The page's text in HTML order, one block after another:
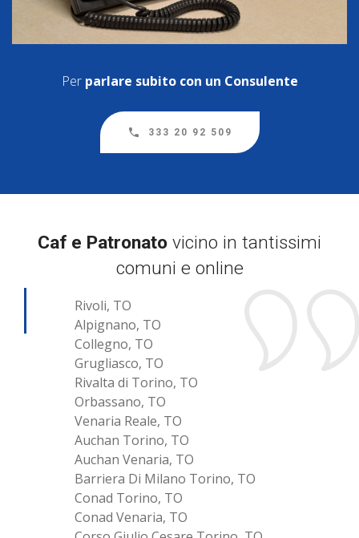
Per parlare subito con un Consulente
333 20 92 509
Caf e Patronato vicino in tantissimi
comuni e online
Rivoli, TO
Alpignano, TO
Collegno, TO
Grugliasco, TO
Rivalta di Torino, TO
Orbassano, TO
Venaria Reale, TO
Auchan Torino, TO
Auchan Venaria, TO
Barriera Di Milano Torino, TO
Conad Torino, TO
Conad Venaria, TO